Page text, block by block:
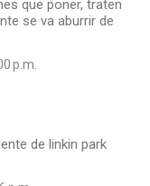
que poner, traten
se va aburrir de
p.m.
de linkin park